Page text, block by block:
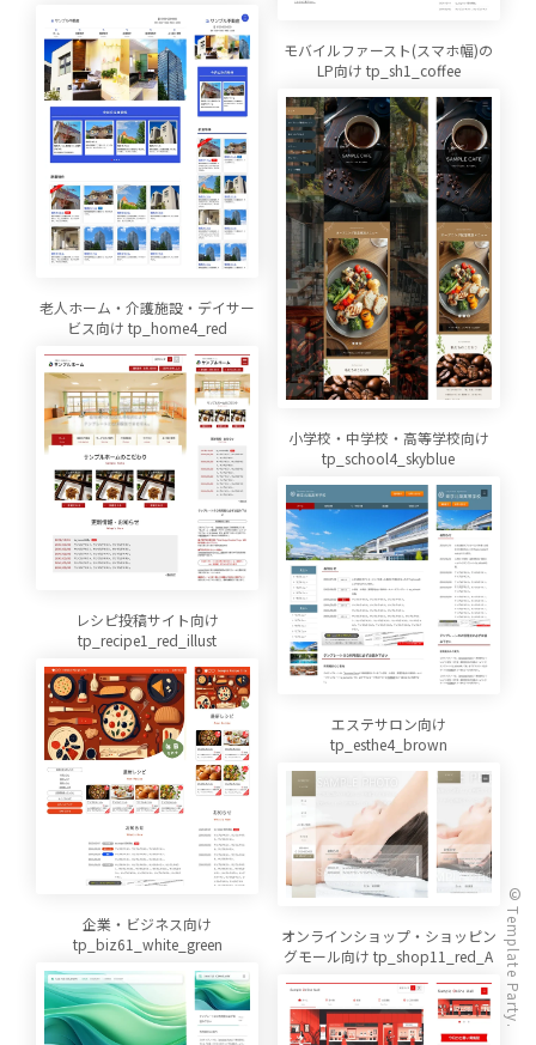
モバイルファースト(スマホ幅)の
LP向け tp_sh1_coffee
老人ホーム・介護施設・デイサー
ビス向け tp_home4_red
小学校・中学校・高等学校向け
tp_school4_skyblue
レシピ投稿サイト向け
tp_recipe1_red_illust
エステサロン向け
tp_esthe4_brown
企業・ビジネス向け
tp_biz61_white_green
オンラインショップ・ショッピン
グモール向け tp_shop11_red_A © Template Party.